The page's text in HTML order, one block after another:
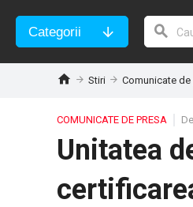
Categorii
Stiri Comunicate de
COMUNICATE DE PRESA
Unitatea